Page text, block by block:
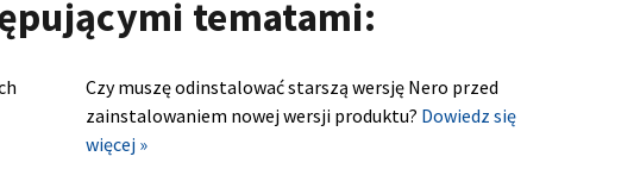
tematami:
Czy muszę odinstalować starszą wersję Nero przed
zainstalowaniem nowej wersji produktu? Dowiedz się
więcej »